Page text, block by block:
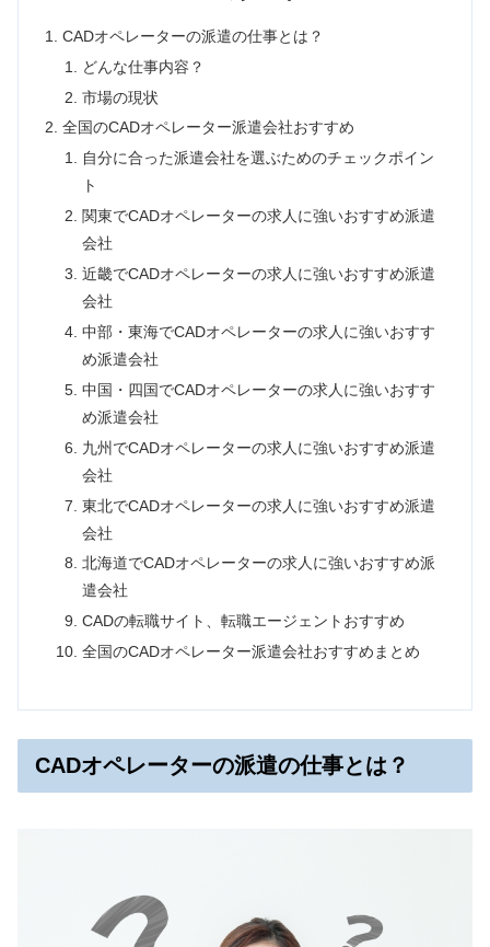
CADオペレーターの派遣の仕事とは？
どんな仕事内容？
市場の現状
全国のCADオペレーター派遣会社おすすめ
自分に合った派遣会社を選ぶためのチェックポイン
ト
関東でCADオペレーターの求人に強いおすすめ派遣
会社
近畿でCADオペレーターの求人に強いおすすめ派遣
会社
中部・東海でCADオペレーターの求人に強いおすす
め派遣会社
中国・四国でCADオペレーターの求人に強いおすす
め派遣会社
九州でCADオペレーターの求人に強いおすすめ派遣
会社
東北でCADオペレーターの求人に強いおすすめ派遣
会社
北海道でCADオペレーターの求人に強いおすすめ派
遣会社
CADの転職サイト、転職エージェントおすすめ
全国のCADオペレーター派遣会社おすすめまとめ
CADオペレーターの派遣の仕事とは？